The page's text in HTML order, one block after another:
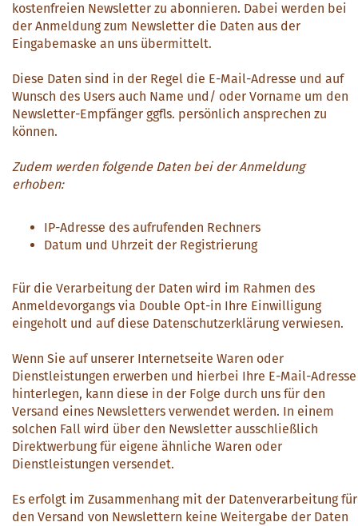
kostenfreien Newsletter zu abonnieren. Dabei werden bei
der Anmeldung zum Newsletter die Daten aus der
Eingabemaske an uns übermittelt.
Diese Daten sind in der Regel die E-Mail-Adresse und auf
Wunsch des Users auch Name und/ oder Vorname um den
Newsletter-Empfänger ggfls. persönlich ansprechen zu
können.
Zudem werden folgende Daten bei der Anmeldung
erhoben:
IP-Adresse des aufrufenden Rechners
Datum und Uhrzeit der Registrierung
Für die Verarbeitung der Daten wird im Rahmen des
Anmeldevorgangs via Double Opt-in Ihre Einwilligung
eingeholt und auf diese Datenschutzerklärung verwiesen.
Wenn Sie auf unserer Internetseite Waren oder
Dienstleistungen erwerben und hierbei Ihre E-Mail-Adresse
hinterlegen, kann diese in der Folge durch uns für den
Versand eines Newsletters verwendet werden. In einem
solchen Fall wird über den Newsletter ausschließlich
Direktwerbung für eigene ähnliche Waren oder
Dienstleistungen versendet.
Es erfolgt im Zusammenhang mit der Datenverarbeitung für
den Versand von Newslettern keine Weitergabe der Daten